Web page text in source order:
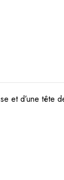
et d’une tête